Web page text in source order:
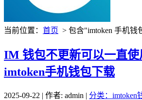
当前位置： 首页 > 包含"imtoken 手机钱
IM 钱包不更新可以一直使
imtoken手机钱包下载
2025-09-22 | 作者: admin | 分类：imtoken